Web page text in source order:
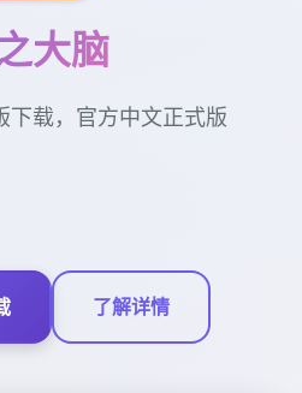
大脑
下载，官方中文正式版
了解详情